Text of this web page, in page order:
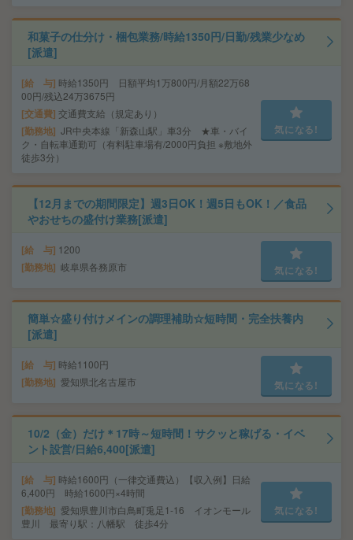
和菓子の仕分け・梱包業務/時給1350円/日勤/残業少なめ
[派遣]
給 与 時給1350円 日額平均1万800円/月額22万68
00円/残込24万3675円
交通費 交通費支給（規定あり）
勤務地 JR中央本線「新森山駅」車3分 ★車・バイ
ク・自転車通勤可（有料駐車場有/2000円負担 ※敷地外
徒歩3分）
気になる!
【12月までの期間限定】週3日OK！週5日もOK！／食品
やおせちの盛付け業務[派遣]
給 与 1200
勤務地 岐阜県各務原市 気になる!
簡単☆盛り付けメインの調理補助☆短時間・完全扶養内
[派遣]
給 与 時給1100円
勤務地 愛知県北名古屋市 気になる!
10/2（金）だけ＊17時～短時間！サクッと稼げる・イベ
ント設営/日給6,400[派遣]
給 与 時給1600円（一律交通費込）【収入例】日給
6,400円 時給1600円×4時間
勤務地 愛知県豊川市白鳥町兎足1-16 イオンモール
豊川 最寄り駅：八幡駅 徒歩4分
気になる!